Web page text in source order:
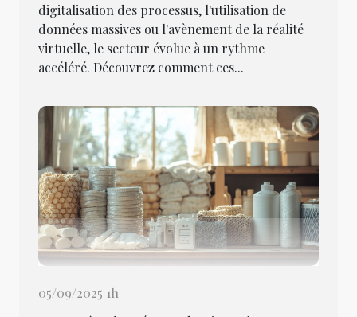
digitalisation des processus, l'utilisation de
données massives ou l'avènement de la réalité
virtuelle, le secteur évolue à un rythme
accéléré. Découvrez comment ces...
05/09/2025 1h